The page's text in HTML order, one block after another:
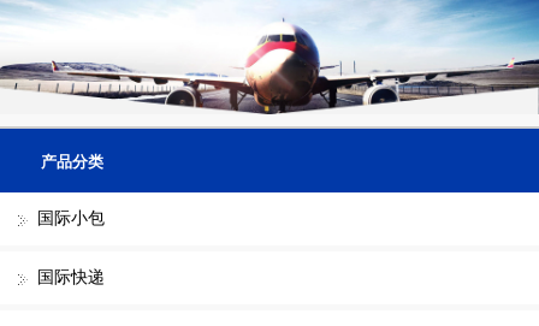
产品分类
国际小包
国际快递